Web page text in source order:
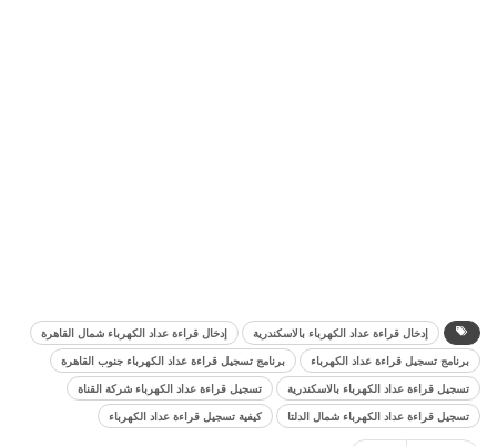
إدخال قراءة عداد الكهرباء بالاسكندرية
إدخال قراءة عداد الكهرباء شمال القاهرة
برنامج تسجيل قراءة عداد الكهرباء
برنامج تسجيل قراءة عداد الكهرباء جنوب القاهرة
تسجيل قراءة عداد الكهرباء بالاسكندرية
تسجيل قراءة عداد الكهرباء شركة القناة
تسجيل قراءة عداد الكهرباء شمال الدلتا
كيفية تسجيل قراءة عداد الكهرباء